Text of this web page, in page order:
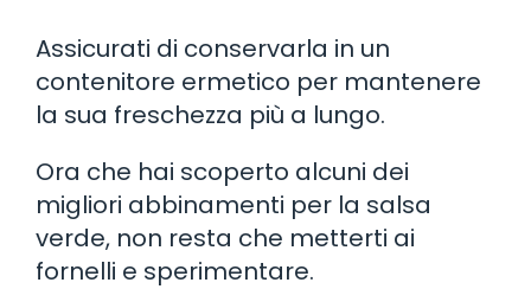
Assicurati di conservarla in un
contenitore ermetico per mantenere
la sua freschezza più a lungo.
Ora che hai scoperto alcuni dei
migliori abbinamenti per la salsa
verde, non resta che metterti ai
fornelli e sperimentare.